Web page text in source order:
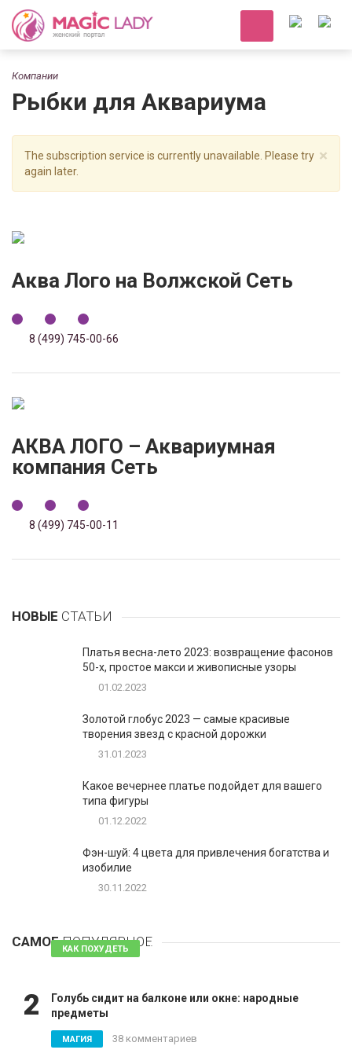
Компании
Рыбки для Аквариума
×
The subscription service is currently unavailable. Please try
again later.
Аква Лого на Волжской Сеть
8 (499) 745-00-66
АКВА ЛОГО – Аквариумная
компания Сеть
8 (499) 745-00-11
НОВЫЕ СТАТЬИ
Платья весна-лето 2023: возвращение фасонов
50-х, простое макси и живописные узоры
01.02.2023
Золотой глобус 2023 — самые красивые
творения звезд с красной дорожки
31.01.2023
Какое вечернее платье подойдет для вашего
типа фигуры
01.12.2022
Фэн-шуй: 4 цвета для привлечения богатства и
изобилие
30.11.2022
САМОЕПОПУЛЯРНОЕ
КАК ПОХУДЕТЬ 81 комментарий
2
Голубь сидит на балконе или окне: народные
предметы
МАГИЯ 38 комментариев